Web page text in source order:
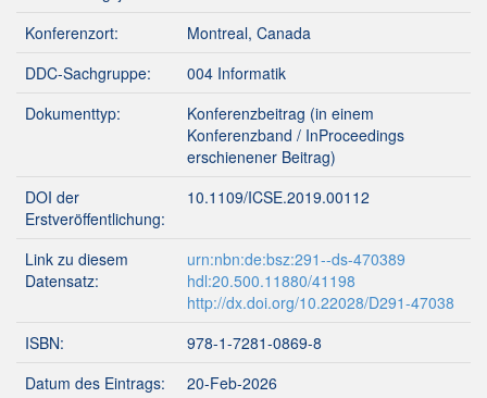
Konferenzort:
Montreal, Canada
DDC-Sachgruppe:
004 Informatik
Dokumenttyp:
Konferenzbeitrag (in einem
Konferenzband / InProceedings
erschienener Beitrag)
DOI der
Erstveröffentlichung:
10.1109/ICSE.2019.00112
Link zu diesem
Datensatz:
urn:nbn:de:bsz:291--ds-470389
hdl:20.500.11880/41198
http://dx.doi.org/10.22028/D291-47038
ISBN:
978-1-7281-0869-8
Datum des Eintrags:
20-Feb-2026